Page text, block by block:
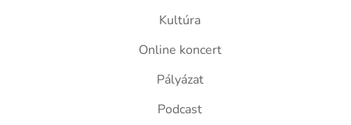
Kultúra
Online koncert
Pályázat
Podcast